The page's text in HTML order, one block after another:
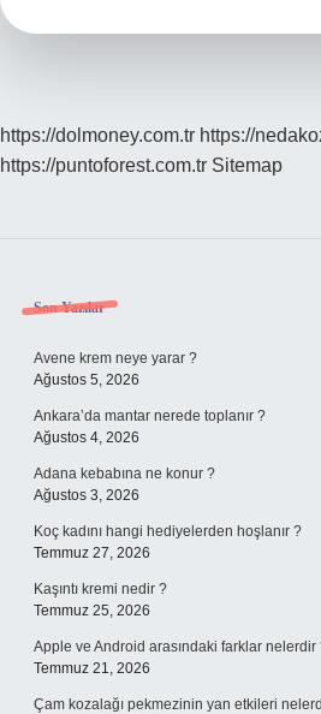
https://dolmoney.com.tr https://
https://puntoforest.com.tr Sitemap
Sidebar
Son Yazılar
Avene krem neye yarar ?
Ağustos 5, 2026
Ankara’da mantar nerede toplanır ?
Ağustos 4, 2026
Adana kebabına ne konur ?
Ağustos 3, 2026
Koç kadını hangi hediyelerden hoşlanır ?
Temmuz 27, 2026
Kaşıntı kremi nedir ?
Temmuz 25, 2026
Apple ve Android arasındaki farklar nelerdir
Temmuz 21, 2026
Çam kozalağı pekmezinin yan etkileri